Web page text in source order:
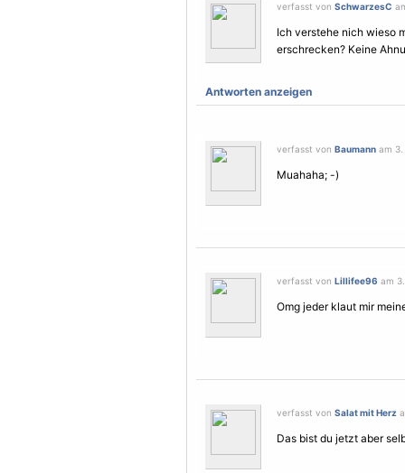
verfasst von SchwarzesC
Ich verstehe nich wieso
erschrecken? Keine
Antworten anzeigen
verfasst von Baumann am
Muahaha; -)
verfasst von Lillifee96 am
Omg jeder klaut mir
verfasst von Salat mit Herz
Das bist du jetzt aber